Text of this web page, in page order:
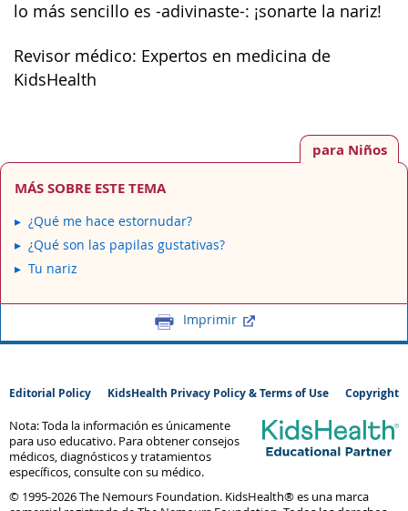
lo más sencillo es -adivinaste-: ¡sonarte la nariz!
Revisor médico: Expertos en medicina de
KidsHealth
para Niños
MÁS SOBRE ESTE TEMA
¿Qué me hace estornudar?
¿Qué son las papilas gustativas?
Tu nariz
Imprimir
Editorial Policy KidsHealth Privacy Policy & Terms of Use Copyright
Nota: Toda la información es únicamente
para uso educativo. Para obtener consejos
médicos, diagnósticos y tratamientos
específicos, consulte con su médico.
© 1995-2026 The Nemours Foundation. KidsHealth® es una marca